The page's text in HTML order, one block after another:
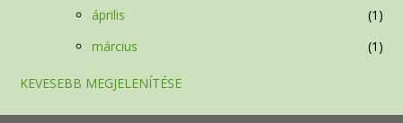
április
1
március
1
KEVESEBB MEGJELENÍTÉSE